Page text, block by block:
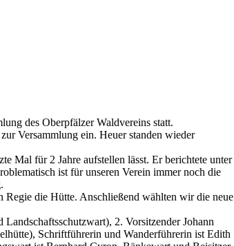
des Oberpfälzer Waldvereins statt.
Versammlung ein. Heuer standen wieder
Mal für 2 Jahre aufstellen lässt. Er berichtete unter
ist für unseren Verein immer noch die
die Hütte. Anschließend wählten wir die neue
2. Vorsitzender Johann
Schriftführerin und Wanderführerin ist Edith